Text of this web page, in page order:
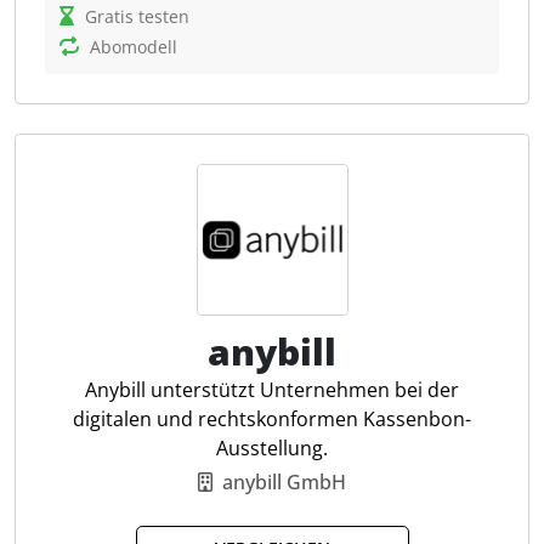
Das System ermöglicht die Verwaltung von
Versandprozessen und der Kundenkommunikation.
Durch die zentrale Artikel- und
Lagerbestandsverwaltung sowie individuell
Billbee Unternehmen bei der Optimierung ihrer
Workflows. Für Steuerkanzleien bietet es den Vorteil,
Integration mit Buchhaltungsschnittstellen wie
DATEV erleichtert wird, was die Effizienz in der
Finanzverwaltung steigert.
Automatischer Zahlungsabgleich
Steuersatz Erkennung
Bestellabwicklung
Gratis testen
Abomodell
anybill
Anybill unterstützt Unternehmen bei der
digitalen und rechtskonformen Kassenbon-
Ausstellung.
anybill GmbH